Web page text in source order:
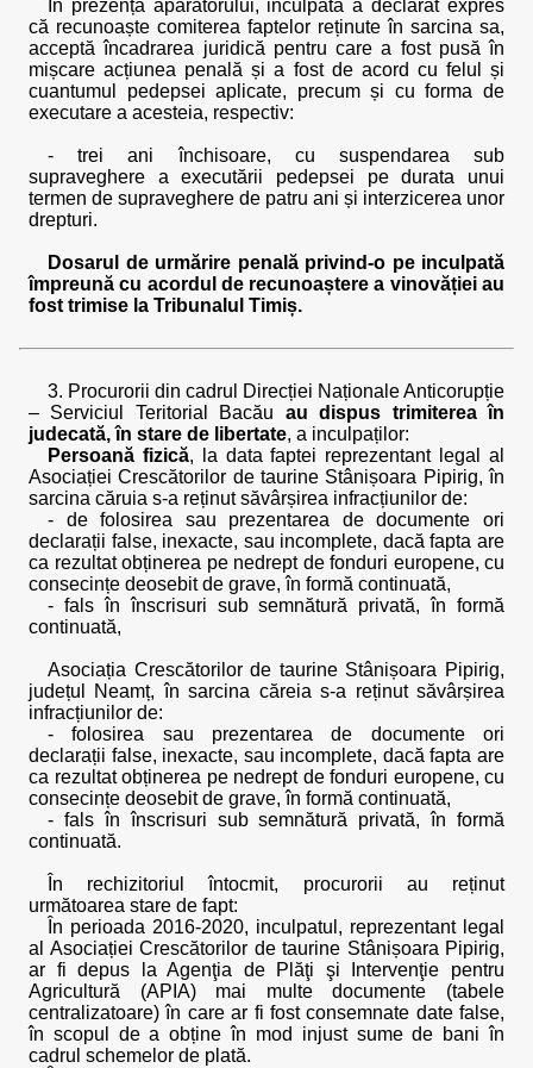
În prezența apărătorului, inculpata a declarat expres
că recunoaște comiterea faptelor reținute în sarcina sa,
acceptă încadrarea juridică pentru care a fost pusă în
mișcare acțiunea penală și a fost de acord cu felul și
cuantumul pedepsei aplicate, precum și cu forma de
executare a acesteia, respectiv:
- trei ani închisoare, cu suspendarea sub
supraveghere a executării pedepsei pe durata unui
termen de supraveghere de patru ani și interzicerea unor
drepturi.
Dosarul de urmărire penală privind-o pe inculpată
împreună cu acordul de recunoaștere a vinovăției au
fost trimise la Tribunalul Timiș.
3. Procurorii din cadrul Direcției Naționale Anticorupție
– Serviciul Teritorial Bacău au dispus trimiterea în
judecată, în stare de libertate, a inculpaților:
Persoană fizică, la data faptei reprezentant legal al
Asociației Crescătorilor de taurine Stânișoara Pipirig, în
sarcina căruia s-a reținut săvârșirea infracțiunilor de:
- de folosirea sau prezentarea de documente ori
declarații false, inexacte, sau incomplete, dacă fapta are
ca rezultat obținerea pe nedrept de fonduri europene, cu
consecințe deosebit de grave, în formă continuată,
- fals în înscrisuri sub semnătură privată, în formă
continuată,
Asociația Crescătorilor de taurine Stânișoara Pipirig,
județul Neamț, în sarcina căreia s-a reținut săvârșirea
infracțiunilor de:
- folosirea sau prezentarea de documente ori
declarații false, inexacte, sau incomplete, dacă fapta are
ca rezultat obținerea pe nedrept de fonduri europene, cu
consecințe deosebit de grave, în formă continuată,
- fals în înscrisuri sub semnătură privată, în formă
continuată.
În rechizitoriul întocmit, procurorii au reținut
următoarea stare de fapt:
În perioada 2016-2020, inculpatul, reprezentant legal
al Asociației Crescătorilor de taurine Stânișoara Pipirig,
ar fi depus la Agenţia de Plăţi şi Intervenţie pentru
Agricultură (APIA) mai multe documente (tabele
centralizatoare) în care ar fi fost consemnate date false,
în scopul de a obține în mod injust sume de bani în
cadrul schemelor de plată.